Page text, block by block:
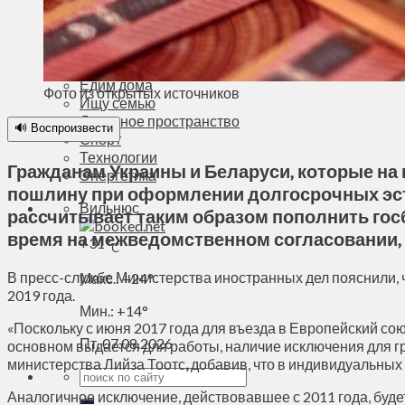
Деньги
Визиты
Выборы
Агроновости
Едим дома
Ищу семью
Духовное пространство
Спорт
Технологии
Энергетика
Вильнюс
+31°C
Макс.:+24°
Мин.: +14°
Пт, 07.08.2026
Фото из открытых источников
🔊 Воспроизвести
Гражданам Украины и Беларуси, которые
пошлину при оформлении долгосрочных
рассчитывает таким образом пополнить
время на межведомственном согласовании,
В пресс-службе Министерства иностранных дел
2019 года.
«Поскольку с июня 2017 года для въезда в Европейский
основном выдается для работы, наличие исключения для
министерства Лийза Тоотс,добавив, что в
Аналогичное исключение, действовавшее с 2011 года,